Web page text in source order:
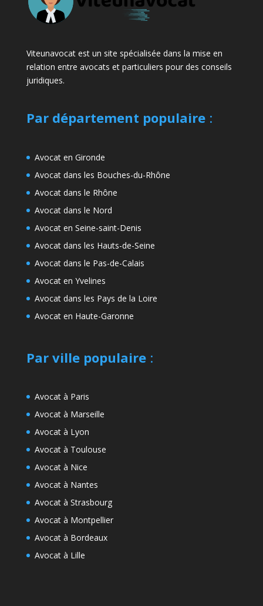
Viteunavocat est un site spécialisée dans la mise en
relation entre avocats et particuliers pour des conseils
juridiques.
Par département populaire:
Avocat en Gironde
Avocat dans les Bouches-du-Rhône
Avocat dans le Rhône
Avocat dans le Nord
Avocat en Seine-saint-Denis
Avocat dans les Hauts-de-Seine
Avocat dans le Pas-de-Calais
Avocat en Yvelines
Avocat dans les Pays de la Loire
Avocat en Haute-Garonne
Par ville populaire:
Avocat à Paris
Avocat à Marseille
Avocat à Lyon
Avocat à Toulouse
Avocat à Nice
Avocat à Nantes
Avocat à Strasbourg
Avocat à Montpellier
Avocat à Bordeaux
Avocat à Lille